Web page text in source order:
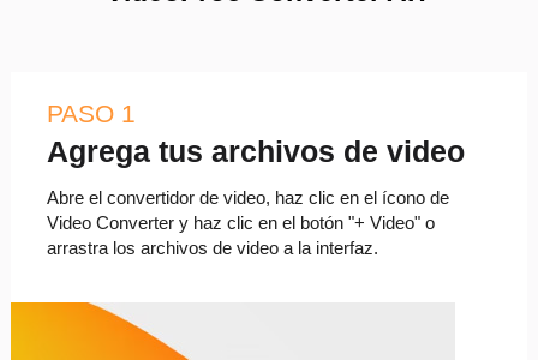
PASO 1
Agrega tus archivos de video
Abre el convertidor de video, haz clic en el ícono de
Video Converter y haz clic en el botón "+ Video" o
arrastra los archivos de video a la interfaz.